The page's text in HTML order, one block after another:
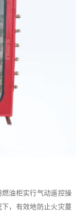
油柜实行气动遥控操
，有效地防止火灾蔓